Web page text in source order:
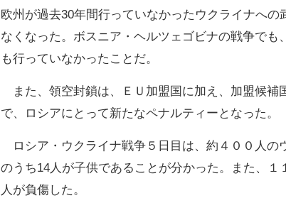
欧州が過去30年間行っていなかったウクライナへの
なくなった。ボスニア・ヘルツェゴビナの戦争でも
も行っていなかったことだ。
また、領空封鎖は、ＥＵ加盟国に加え、加盟候補
で、ロシアにとって新たなペナルティーとなった。
ロシア・ウクライナ戦争５日目は、約４００人の
のうち14人が子供であることが分かった。また、１
人が負傷した。